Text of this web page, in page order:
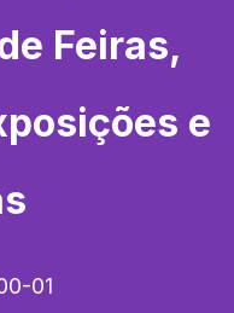
Feiras,
e
01